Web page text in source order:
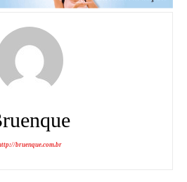
bruenque.com.br